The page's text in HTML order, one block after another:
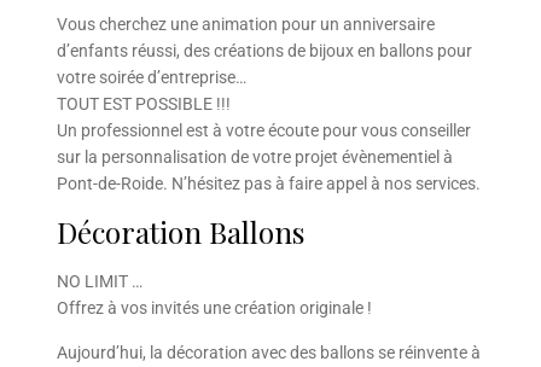
Vous cherchez une animation pour un anniversaire
d’enfants réussi, des créations de bijoux en ballons pour
votre soirée d’entreprise…
TOUT EST POSSIBLE !!!
Un professionnel est à votre écoute pour vous conseiller
sur la personnalisation de votre projet évènementiel à
Pont-de-Roide. N’hésitez pas à faire appel à nos services.
Décoration Ballons
NO LIMIT …
Offrez à vos invités une création originale !
Aujourd’hui, la décoration avec des ballons se réinvente à